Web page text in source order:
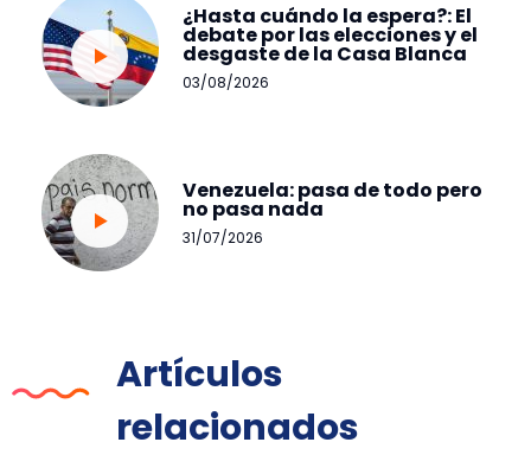
¿Hasta cuándo la espera?: El
debate por las elecciones y el
desgaste de la Casa Blanca
03/08/2026
Venezuela: pasa de todo pero
no pasa nada
31/07/2026
Artículos
relacionados